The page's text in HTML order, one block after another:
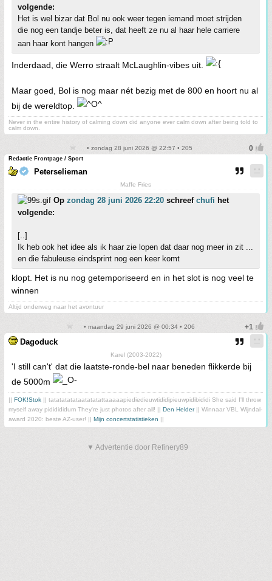
volgende:
Het is wel bizar dat Bol nu ook weer tegen iemand moet strijden
die nog een tandje beter is, dat heeft ze nu al haar hele carriere
aan haar kont hangen
Inderdaad, die Werro straalt McLaughlin-vibes uit.
Maar goed, Bol is nog maar nét bezig met de 800 en hoort nu al
bij de wereldtop.
Never in the entire history of calming down did anyone ever calm down after being told to
calm down.
• zondag 28 juni 2026 @ 22:57 • 205
Redactie Frontpage / Sport
Peterselieman
Maffe Fries
Op zondag 28 juni 2026 22:20 schreef chufi het
volgende:
[..]
Ik heb ook het idee als ik haar zie lopen dat daar nog meer in zit ...
en die fabuleuse eindsprint nog een keer komt
klopt. Het is nu nog getemporiseerd en in het slot is nog veel te
winnen
Altijd onderweg naar het avontuur
• maandag 29 juni 2026 @ 00:34 • 206
Dagoduck
Karel (2003-2022)
'I still can't' dat die laatste-ronde-bel naar beneden flikkerde bij
de 5000m
|| FOK!Stok || tatatatatataatatatattaaaaapiediedieuwtididipieuwpidibididi She said I'll throw
myself away pididididum They're just photos after all! || Den Helder|| Winnaar VBL Wijndal-
award 2020: beste AZ-user! || Mijn concertstatistieken ||
▼ Advertentie door Refinery89